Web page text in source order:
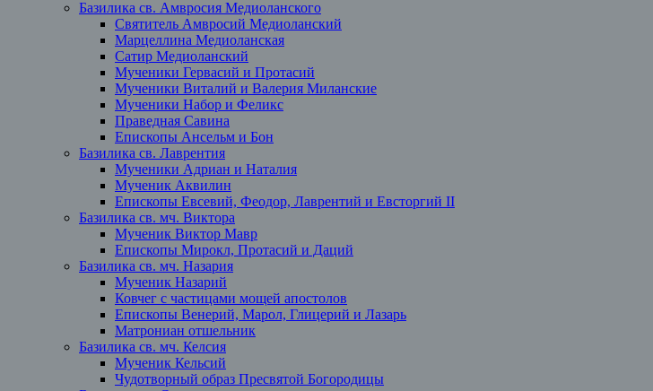
Базилика св. Амвросия Медиоланского
Святитель Амвросий Медиоланский
Марцеллина Медиоланская
Сатир Медиоланский
Мученики Гервасий и Протасий
Мученики Виталий и Валерия Миланские
Мученики Набор и Феликс
Праведная Савина
Епископы Ансельм и Бон
Базилика св. Лаврентия
Мученики Адриан и Наталия
Мученик Аквилин
Епископы Евсевий, Феодор, Лаврентий и Евсторгий II
Базилика св. мч. Виктора
Мученик Виктор Мавр
Епископы Мирокл, Протасий и Даций
Базилика св. мч. Назария
Мученик Назарий
Ковчег с частицами мощей апостолов
Епископы Венерий, Марол, Глицерий и Лазарь
Матрониан отшельник
Базилика св. мч. Келсия
Мученик Кельсий
Чудотворный образ Пресвятой Богородицы